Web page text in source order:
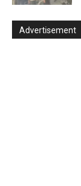
Advertisement